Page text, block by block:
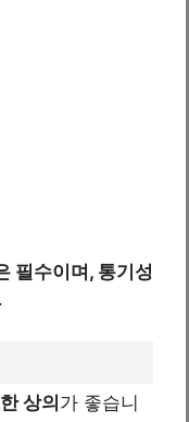
필수이며, 통기성
상의가 좋습니